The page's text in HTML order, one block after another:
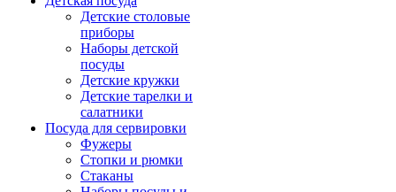
Детские столовые
приборы
Наборы детской
посуды
Детские кружки
Детские тарелки и
салатники
Посуда для сервировки
Фужеры
Стопки и рюмки
Стаканы